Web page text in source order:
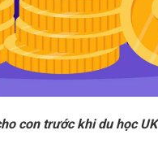
con trước khi du học UK